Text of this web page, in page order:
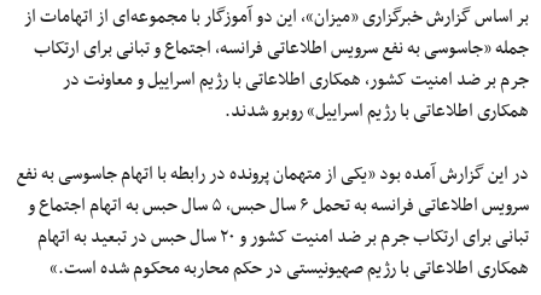
بر اساس گزارش خبرگزاری «میزان»، این دو آموزگار با مجموعه‌ای از اتهامات از
جمله «جاسوسی به نفع سرویس اطلاعاتی فرانسه، اجتماع و تبانی برای ارتکاب
جرم بر ضد امنیت کشور، همکاری اطلاعاتی با رژیم اسراییل و معاونت در
همکاری اطلاعاتی با رژیم اسراییل» روبرو شدند.
در این گزارش آمده بود «یکی از متهمان پرونده در رابطه با اتهام جاسوسی به نفع
سرویس اطلاعاتی فرانسه به تحمل ۶ سال حبس، ۵ سال حبس به اتهام اجتماع و
تبانی برای ارتکاب جرم بر ضد امنیت کشور و ۲۰ سال حبس در تبعید به اتهام
همکاری اطلاعاتی با رژیم صهیونیستی در حکم محاربه محکوم شده است.»